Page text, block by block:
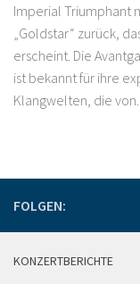
Imperial Triumphant
„Goldstar“ zurück,
erscheint. Die
ist bekannt für ihre
Klangwelten, die von...
FOLGEN:
KONZERTBERICHTE